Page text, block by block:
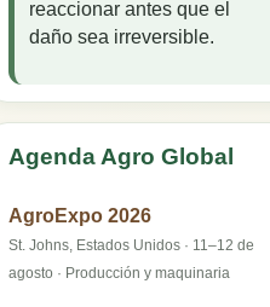
reaccionar antes que el
daño sea irreversible.
Agenda Agro Global
AgroExpo 2026
St. Johns, Estados Unidos · 11–12 de
agosto · Producción y maquinaria